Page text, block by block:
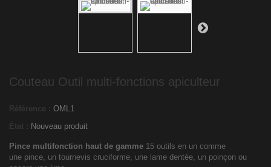
Couteau Outil multi-fonctions apiculteur
Référence : OML1
État : Nouveau produit
Pince multifonction haut de gamme 15 outils en un comme
une pince, un tournevis cruciforme, une lame dentée, un poinçon ou